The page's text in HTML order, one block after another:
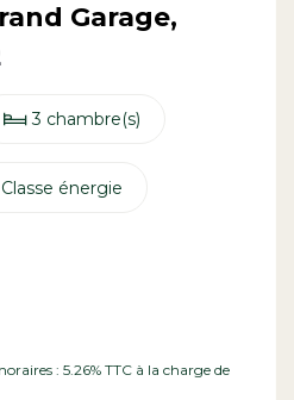
Garage,
3 chambre(s)
Classe énergie
: 5.26% TTC à la charge de